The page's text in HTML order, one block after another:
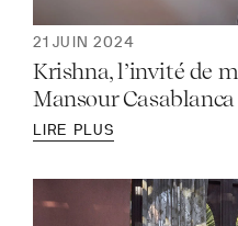
21 JUIN 2024
Krishna, l’invité de
Mansour Casablanca
LIRE PLUS